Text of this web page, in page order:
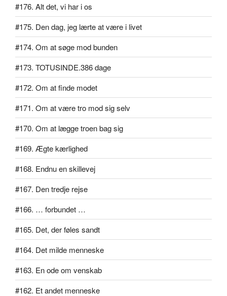
#176. Alt det, vi har i os
#175. Den dag, jeg lærte at være i livet
#174. Om at søge mod bunden
#173. TOTUSINDE.386 dage
#172. Om at finde modet
#171. Om at være tro mod sig selv
#170. Om at lægge troen bag sig
#169. Ægte kærlighed
#168. Endnu en skillevej
#167. Den tredje rejse
#166. … forbundet …
#165. Det, der føles sandt
#164. Det milde menneske
#163. En ode om venskab
#162. Et andet menneske